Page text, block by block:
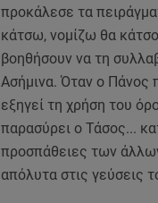
προκάλεσε τα
κάτσω, νομίζω θα
βοηθήσουν να τη
Ασήμινα. Όταν ο Πάνος
εξηγεί τη χρήση του
παρασύρει ο Τάσος...
προσπάθειες των άλλων
απόλυτα στις γεύσεις